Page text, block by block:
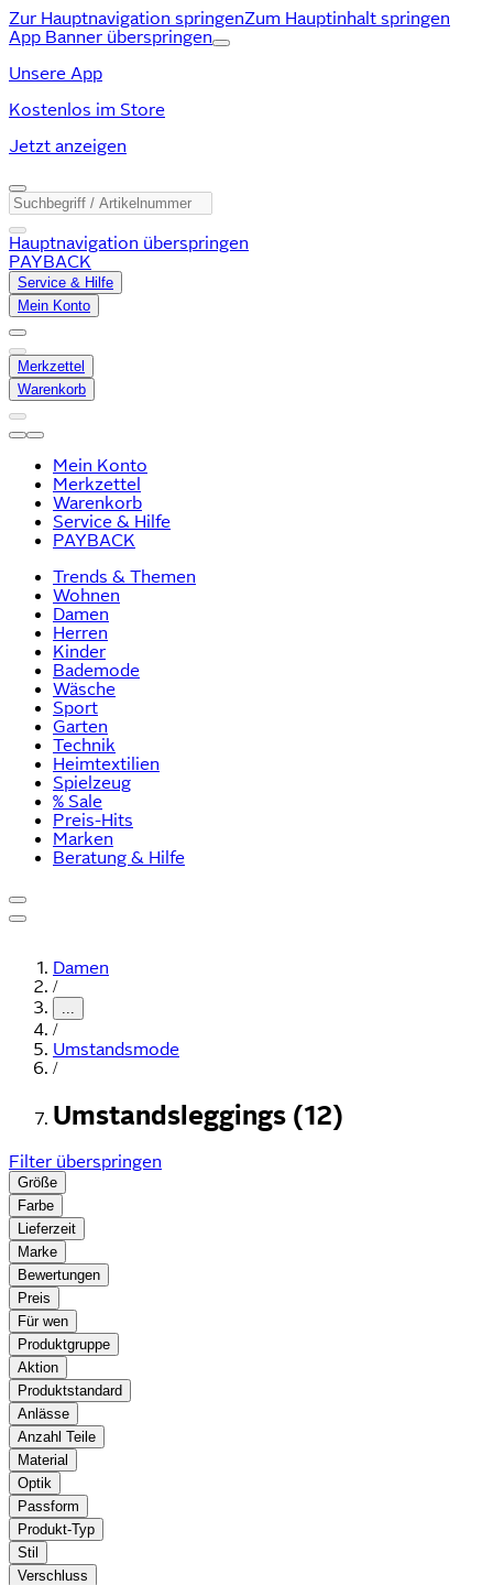
Zur Hauptnavigation springenZum Hauptinhalt springen
App Banner überspringen
Unsere App
Kostenlos im Store
Jetzt anzeigen
Hauptnavigation überspringen
PAYBACK
Service & Hilfe
Mein Konto
Merkzettel
Warenkorb
Mein Konto
Merkzettel
Warenkorb
Service & Hilfe
PAYBACK
Trends & Themen
Wohnen
Damen
Herren
Kinder
Bademode
Wäsche
Sport
Garten
Technik
Heimtextilien
Spielzeug
% Sale
Preis-Hits
Marken
Beratung & Hilfe
Damen
/
...
/
Umstandsmode
/
Umstandsleggings (12)
Filter überspringen
Größe
Farbe
Lieferzeit
Marke
Bewertungen
Preis
Für wen
Produktgruppe
Aktion
Produktstandard
Anlässe
Anzahl Teile
Material
Optik
Passform
Produkt-Typ
Stil
Verschluss